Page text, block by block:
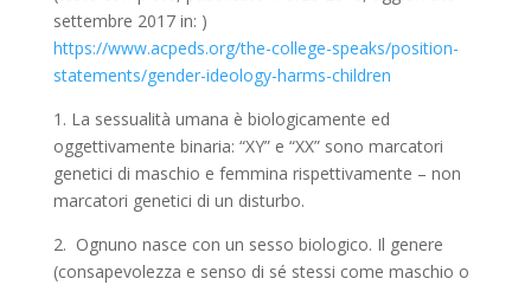
settembre 2017 in: )
https://www.acpeds.org/the-college-speaks/position-
statements/gender-ideology-harms-children
1. La sessualità umana è biologicamente ed
oggettivamente binaria: “XY” e “XX” sono marcatori
genetici di maschio e femmina rispettivamente – non
marcatori genetici di un disturbo.
2. Ognuno nasce con un sesso biologico. Il genere
(consapevolezza e senso di sé stessi come maschio o